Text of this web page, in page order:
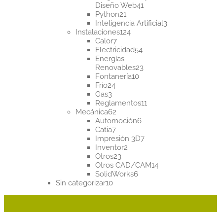
Diseño Web4141
Python2121
productos
Inteligencia Artificial33
Instalaciones124124
Calor77
productos
Electricidad5454
Energías
Renovables2323
Fontanería1010
Frío2424
Gas33
productos
Reglamentos1111
Mecánica6262
productos
Automoción66
Catia77
productos
Impresión 3D77
Inventor22
Otros2323
productos
Otros CAD/CAM1414
SolidWorks66
Sin categorizar1010